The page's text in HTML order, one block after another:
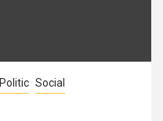
Politic Social